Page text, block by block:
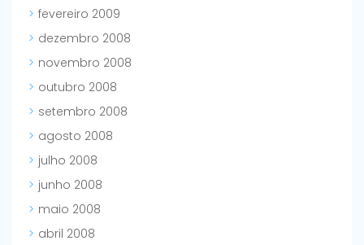
fevereiro 2009
dezembro 2008
novembro 2008
outubro 2008
setembro 2008
agosto 2008
julho 2008
junho 2008
maio 2008
abril 2008